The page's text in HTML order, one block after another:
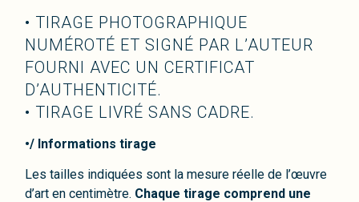
JCL
• TIRAGE PHOTOGRAPHIQUE
NUMÉROTÉ ET SIGNÉ PAR L’AUTEUR
FOURNI AVEC UN CERTIFICAT
D’AUTHENTICITÉ.
• TIRAGE LIVRÉ SANS CADRE.
•/ Informations tirage
Les tailles indiquées sont la mesure réelle de l’œuvre
d’art en centimètre. Chaque tirage comprend une